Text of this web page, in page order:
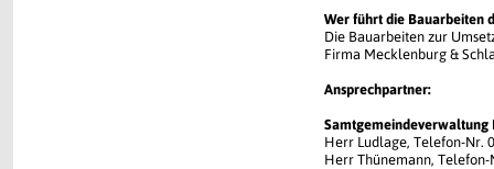
Wer führt die Bauarbeiten
Die Bauarbeiten zur
Firma Mecklenburg &
Ansprechpartner:
Samtgemeindeverwaltung
Herr Ludlage, Telefon-Nr.
Herr Thünemann,